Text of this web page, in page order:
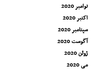
نوامبر 2020
اکتبر 2020
سپتامبر 2020
آگوست 2020
ژوئن 2020
می 2020